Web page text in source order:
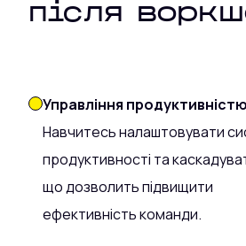
після
Управління
Навчитесь налаштовувати
продуктивності та
що дозволить підвищити
ефективність команди.